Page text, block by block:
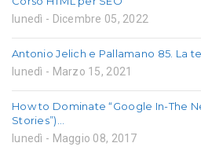
lunedì - Dicembre 05, 2022
Antonio Jelich e Pallamano 85. La
lunedì - Marzo 15, 2021
How to Dominate “Google In-The
Stories”)…
lunedì - Maggio 08, 2017